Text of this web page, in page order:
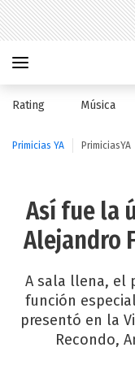
Rating Música
Primicias YA PrimiciasYA
Así fue la
Alejandro
A sala llena, el
función
presentó en la
Recondo,